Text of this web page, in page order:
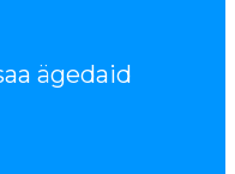
ägedaid